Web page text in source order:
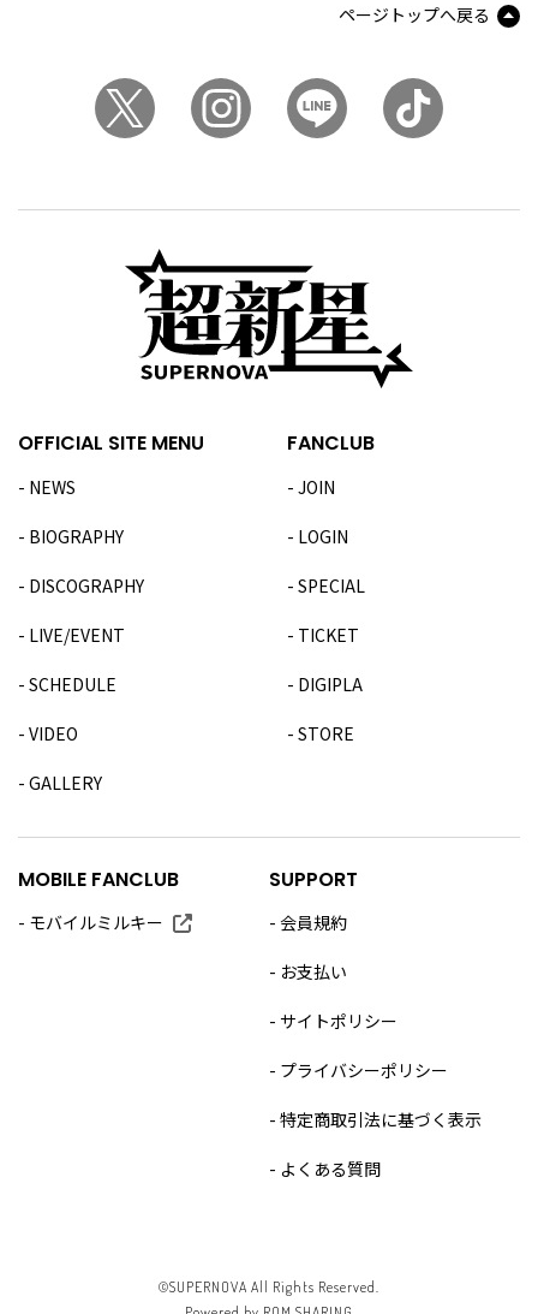
ページトップへ戻る
OFFICIAL SITE MENU
NEWS
BIOGRAPHY
DISCOGRAPHY
LIVE/EVENT
SCHEDULE
VIDEO
GALLERY
FANCLUB
JOIN
LOGIN
SPECIAL
TICKET
DIGIPLA
STORE
MOBILE FANCLUB
モバイルミルキー
SUPPORT
会員規約
お支払い
サイトポリシー
プライバシーポリシー
特定商取引法に基づく表示
よくある質問
©SUPERNOVA All Rights Reserved.